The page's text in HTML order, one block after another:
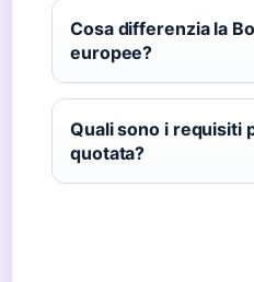
Cosa differenzia la
europee?
Quali sono i requisiti
quotata?